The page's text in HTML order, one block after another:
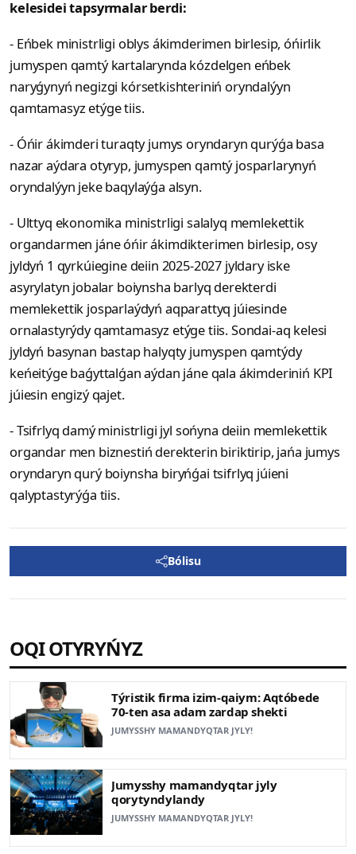
kelesidei tapsyrmalar berdi:
- Eńbek ministrligi oblys ákimderimen birlesip, óńirlik
jumyspen qamtý kartalarynda kózdelgen eńbek
naryǵynyń negizgi kórsetkishteriniń oryndalýyn
qamtamasyz etýge tiis.
- Óńir ákimderi turaqty jumys oryndaryn qurýǵa basa
nazar aýdara otyryp, jumyspen qamtý josparlarynyń
oryndalýyn jeke baqylaýǵa alsyn.
- Ulttyq ekonomika ministrligi salalyq memlekettik
organdarmen jáne óńir ákimdikterimen birlesip, osy
jyldyń 1 qyrkúiegine deiin 2025-2027 jyldary iske
asyrylatyn jobalar boiynsha barlyq derekterdi
memlekettik josparlaýdyń aqparattyq júiesinde
ornalastyrýdy qamtamasyz etýge tiis. Sondai-aq kelesi
jyldyń basynan bastap halyqty jumyspen qamtýdy
keńeitýge baǵyttalǵan aýdan jáne qala ákimderiniń KPI
júiesin engizý qajet.
- Tsifrlyq damý ministrligi jyl sońyna deiin memlekettik
organdar men biznestiń derekterin biriktirip, jańa jumys
oryndaryn qurý boiynsha biryńǵai tsifrlyq júieni
qalyptastyrýǵa tiis.
Bólisu
OQI OTYRYŃYZ
Týristik firma izim-qaiym: Aqtóbede
70-ten asa adam zardap shekti
JUMYSSHY MAMANDYQTAR JYLY!
Jumysshy mamandyqtar jyly
qorytyndylandy
JUMYSSHY MAMANDYQTAR JYLY!